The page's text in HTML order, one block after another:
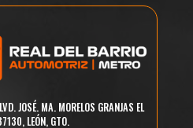
JOSÉ. MA. MORELOS GRANJAS EL
LEÓN, GTO.